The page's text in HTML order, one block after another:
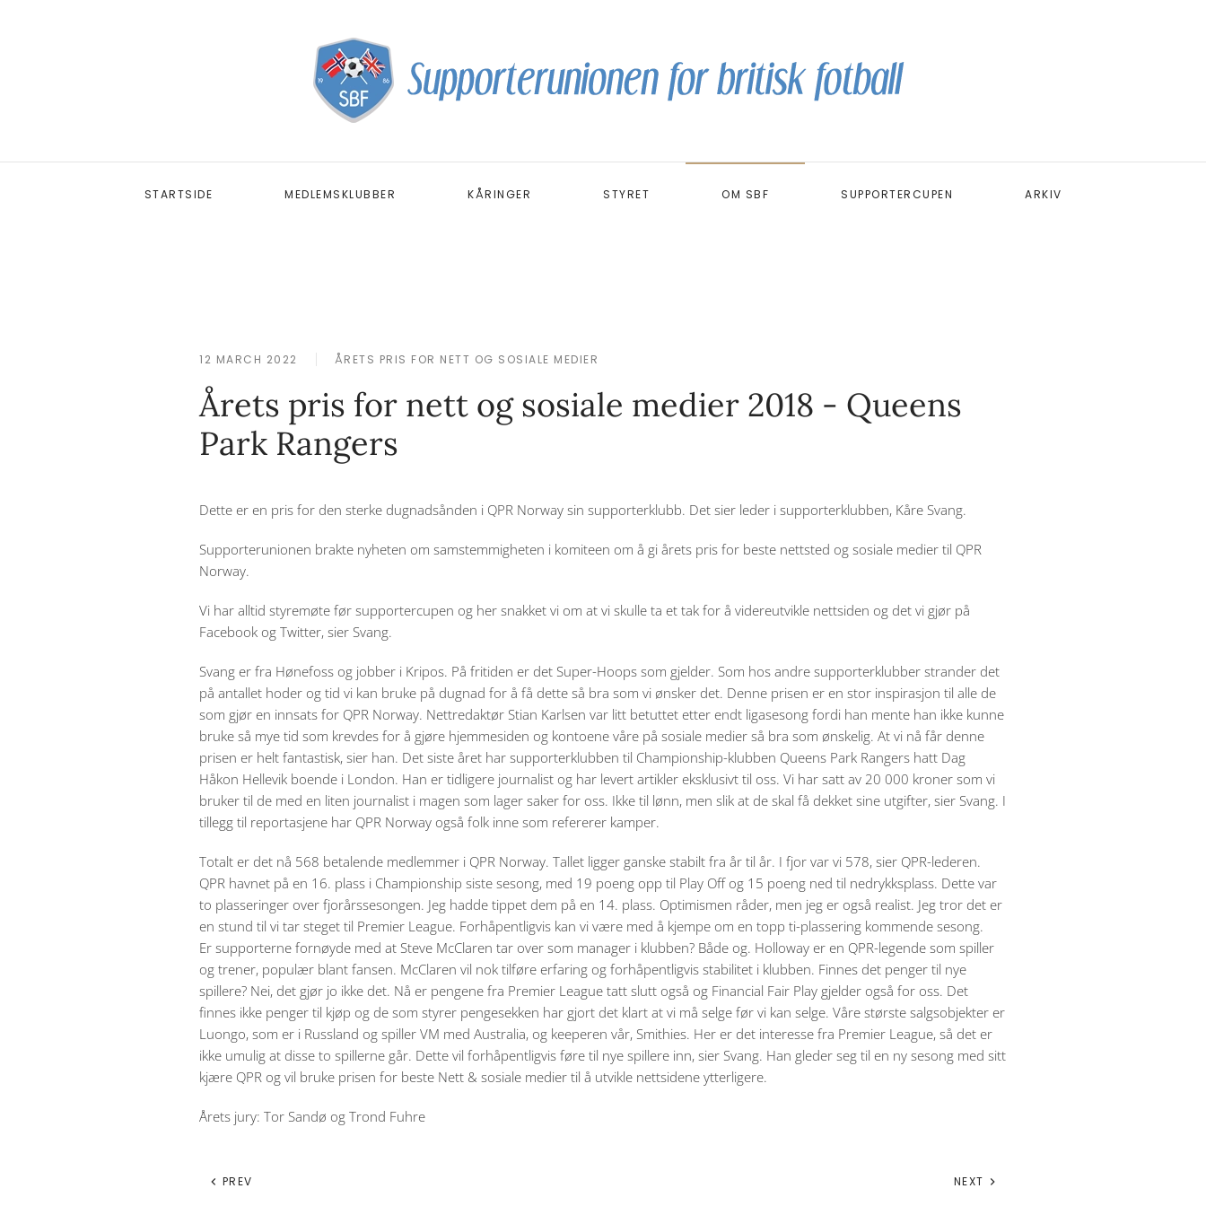
STARTSIDE MEDLEMSKLUBBER KÅRINGER STYRET OM SBF SUPPORTERCUPEN ARKIV
12 MARCH 2022 ÅRETS PRIS FOR NETT OG SOSIALE MEDIER
Årets pris for nett og sosiale medier 2018 - Queens
Park Rangers
Dette er en pris for den sterke dugnadsånden i QPR Norway sin supporterklubb. Det sier leder i supporterklubben, Kåre Svang.
Supporterunionen brakte nyheten om samstemmigheten i komiteen om å gi årets pris for beste nettsted og sosiale medier til QPR
Norway.
Vi har alltid styremøte før supportercupen og her snakket vi om at vi skulle ta et tak for å videreutvikle nettsiden og det vi gjør på
Facebook og Twitter, sier Svang.
Svang er fra Hønefoss og jobber i Kripos. På fritiden er det Super-Hoops som gjelder. Som hos andre supporterklubber strander det
på antallet hoder og tid vi kan bruke på dugnad for å få dette så bra som vi ønsker det. Denne prisen er en stor inspirasjon til alle de
som gjør en innsats for QPR Norway. Nettredaktør Stian Karlsen var litt betuttet etter endt ligasesong fordi han mente han ikke kunne
bruke så mye tid som krevdes for å gjøre hjemmesiden og kontoene våre på sosiale medier så bra som ønskelig. At vi nå får denne
prisen er helt fantastisk, sier han. Det siste året har supporterklubben til Championship-klubben Queens Park Rangers hatt Dag
Håkon Hellevik boende i London. Han er tidligere journalist og har levert artikler eksklusivt til oss. Vi har satt av 20 000 kroner som vi
bruker til de med en liten journalist i magen som lager saker for oss. Ikke til lønn, men slik at de skal få dekket sine utgifter, sier Svang. I
tillegg til reportasjene har QPR Norway også folk inne som refererer kamper.
Totalt er det nå 568 betalende medlemmer i QPR Norway. Tallet ligger ganske stabilt fra år til år. I fjor var vi 578, sier QPR-lederen.
QPR havnet på en 16. plass i Championship siste sesong, med 19 poeng opp til Play Off og 15 poeng ned til nedrykksplass. Dette var
to plasseringer over fjorårssesongen. Jeg hadde tippet dem på en 14. plass. Optimismen råder, men jeg er også realist. Jeg tror det er
en stund til vi tar steget til Premier League. Forhåpentligvis kan vi være med å kjempe om en topp ti-plassering kommende sesong.
Er supporterne fornøyde med at Steve McClaren tar over som manager i klubben? Både og. Holloway er en QPR-legende som spiller
og trener, populær blant fansen. McClaren vil nok tilføre erfaring og forhåpentligvis stabilitet i klubben. Finnes det penger til nye
spillere? Nei, det gjør jo ikke det. Nå er pengene fra Premier League tatt slutt også og Financial Fair Play gjelder også for oss. Det
finnes ikke penger til kjøp og de som styrer pengesekken har gjort det klart at vi må selge før vi kan selge. Våre største salgsobjekter er
Luongo, som er i Russland og spiller VM med Australia, og keeperen vår, Smithies. Her er det interesse fra Premier League, så det er
ikke umulig at disse to spillerne går. Dette vil forhåpentligvis føre til nye spillere inn, sier Svang. Han gleder seg til en ny sesong med sitt
kjære QPR og vil bruke prisen for beste Nett & sosiale medier til å utvikle nettsidene ytterligere.
Årets jury: Tor Sandø og Trond Fuhre
PREV NEXT